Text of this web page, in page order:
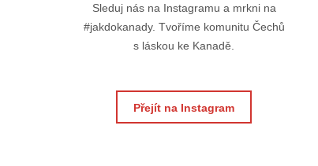
Sleduj nás na Instagramu a mrkni na
#jakdokanady. Tvoříme komunitu Čechů
s láskou ke Kanadě.
Přejít na Instagram